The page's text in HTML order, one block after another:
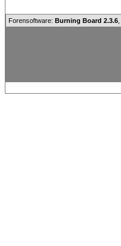
Forensoftware: Burning Board 2.3.6